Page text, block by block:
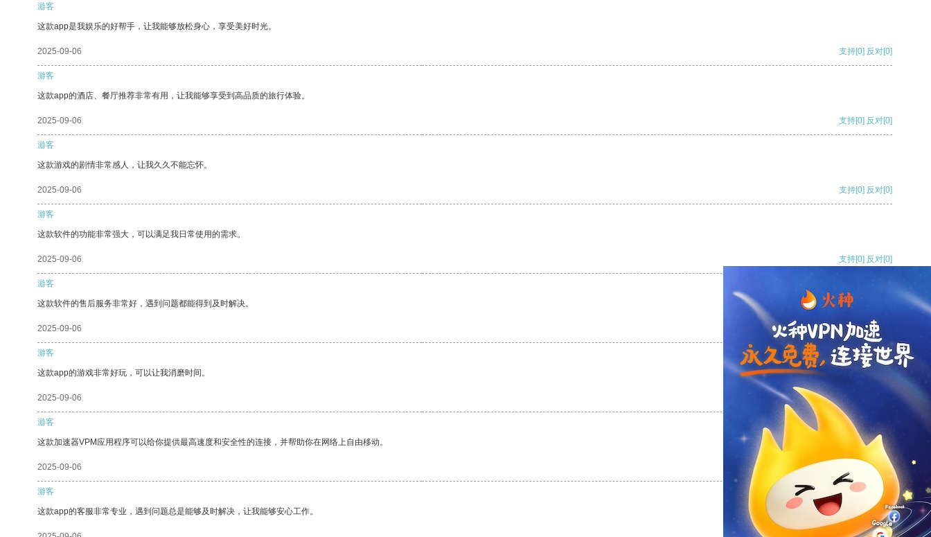
游客
这款app是我娱乐的好帮手，让我能够放松身心，享受美好时光。
2025-09-06 支持[0] 反对[0]
游客
这款app的酒店、餐厅推荐非常有用，让我能够享受到高品质的旅行体验。
2025-09-06 支持[0] 反对[0]
游客
这款游戏的剧情非常感人，让我久久不能忘怀。
2025-09-06 支持[0] 反对[0]
游客
这款软件的功能非常强大，可以满足我日常使用的需求。
2025-09-06 支持[0] 反对[0]
游客
这款软件的售后服务非常好，遇到问题都能得到及时解决。
2025-09-06 支持[0] 反对
游客
这款app的游戏非常好玩，可以让我消磨时间。
2025-09-06 支持
游客
这款加速器VPM应用程序可以给你提供最高速度和安全性的连接，并帮助你在网络上自由移动。
2025-09-06 反对 [0]
游客
这款app的客服非常专业，遇到问题总是能够及时解决，让我能够安心工作。